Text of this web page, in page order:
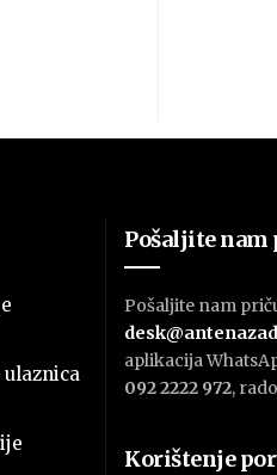
ulaznica
Pošaljite
Pošaljite nam
aplikacija
092 2222 972,
Korištenje